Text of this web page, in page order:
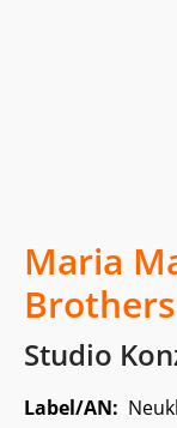
Maria
Brothers
Studio
Label/AN: